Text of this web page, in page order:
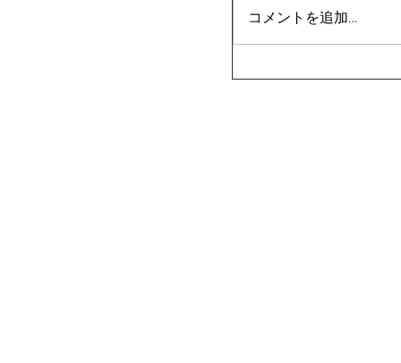
コメントを追加…